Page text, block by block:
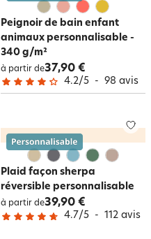
Peignoir de bain enfant
animaux personnalisable -
340 g/m²
à partir de37,90 €
4.2/5 - 98 avis
Plaid façon sherpa
réversible personnalisable
à partir de39,90 €
4.7/5 - 112 avis